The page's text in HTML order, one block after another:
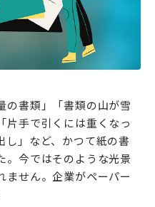
の書類」「書類の山が雪
片手で引くには重くなっ
し」など、かつて紙の書
。今ではそのような光景
ません。企業がペーパー